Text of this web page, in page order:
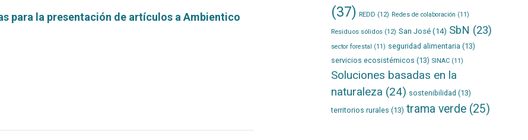
para la presentación de artículos a Ambientico
(37) REDD (12) Redes de colaboración (11)
Residuos sólidos(12) San José(14) SbN (23)
sector forestal (11) seguridad alimentaria (13)
servicios ecosistémicos (13) SINAC(11)
Soluciones basadas en la
naturaleza (24) sostenibilidad (13)
territorios rurales (13) trama verde(25)